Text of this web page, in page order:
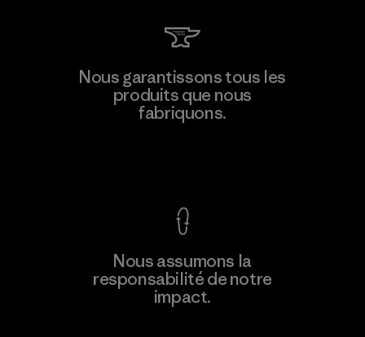
Nous garantissons tous les
produits que nous
fabriquons.
Nous assumons la
responsabilité de notre
impact.